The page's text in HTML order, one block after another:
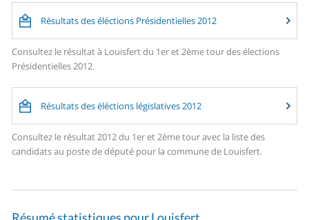
Résultats des éléctions Présidentielles 2012
Consultez le résultat à Louisfert du 1er et 2ème tour des élections
Présidentielles 2012.
Résultats des éléctions législatives 2012
Consultez le résultat 2012 du 1er et 2ème tour avec la liste des
candidats au poste de député pour la commune de Louisfert.